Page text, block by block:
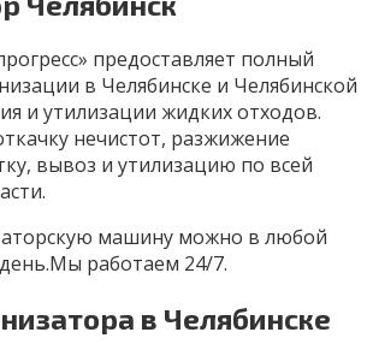
предоставляет полный
в Челябинске и Челябинской
и утилизации жидких отходов.
нечистот, разжижение
вывоз и утилизацию по всей
машину можно в любой
работаем 24/7.
в Челябинске